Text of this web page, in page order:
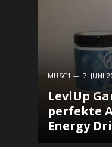
MUSC1 7. JUNI
LevlUp
perfekte
Energy